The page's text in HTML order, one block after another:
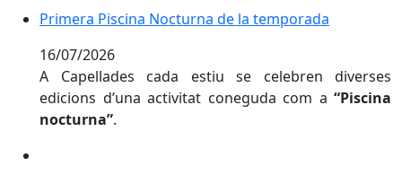
Primera Piscina Nocturna de la temporada
Primera Piscina Nocturna de la temporada
16/07/2026
A Capellades cada estiu se celebren diverses
edicions d’una activitat coneguda com a “Piscina
nocturna”.